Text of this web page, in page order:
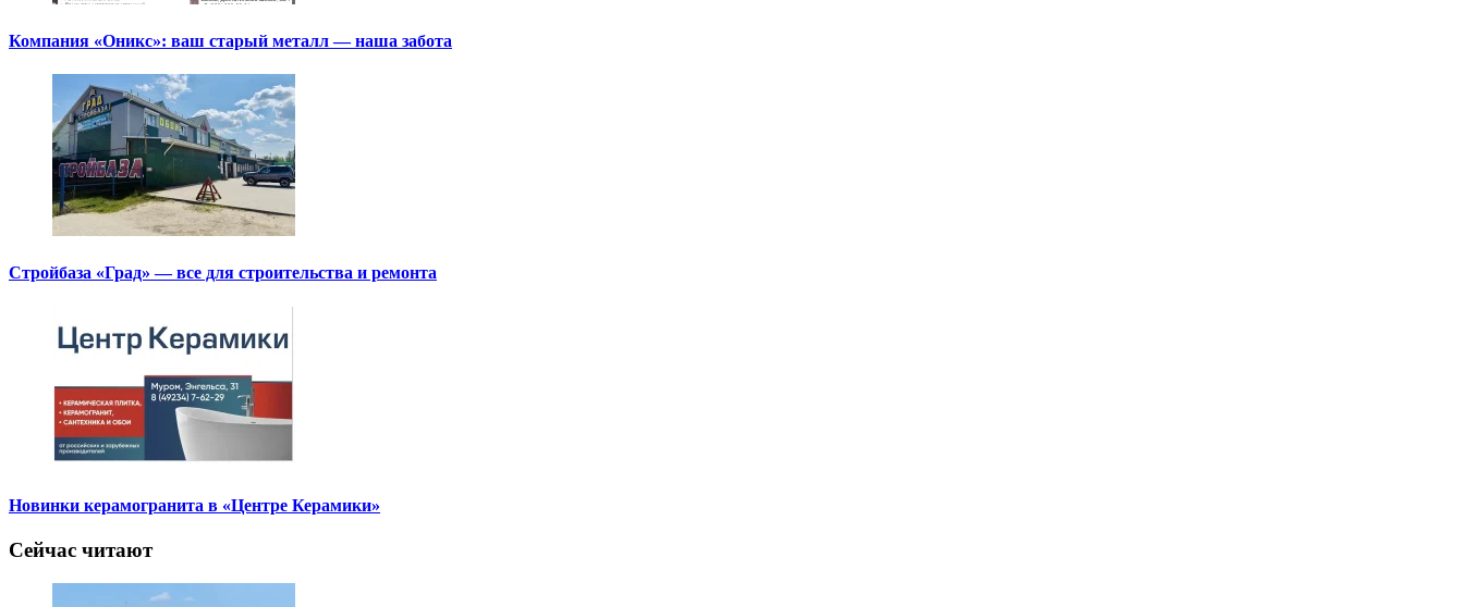
Компания «Оникс»: ваш старый металл — наша забота
Стройбаза «Град» — все для строительства и ремонта
Новинки керамогранита в «Центре Керамики»
Сейчас читают